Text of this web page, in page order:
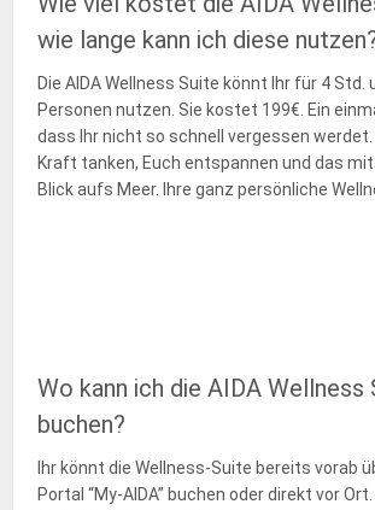
wie lange kann ich diese
Die AIDA Wellness Suite könnt Ihr für 4 Std.
Personen nutzen. Sie kostet 199€. Ein
dass Ihr nicht so schnell vergessen werdet.
Kraft tanken, Euch entspannen und das
Blick aufs Meer. Ihre ganz persönliche
Wo kann ich die AIDA Wellness
buchen?
Ihr könnt die Wellness-Suite bereits vorab
Portal “My-AIDA” buchen oder direkt vor